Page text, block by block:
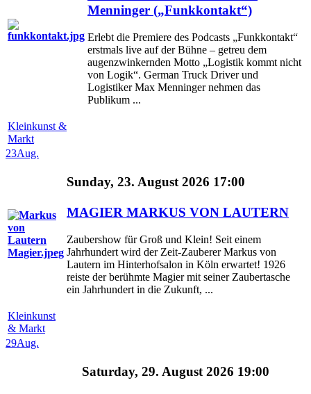
Menninger („Funkkontakt“)
Erlebt die Premiere des Podcasts „Funkkontakt“
erstmals live auf der Bühne – getreu dem
augenzwinkernden Motto „Logistik kommt nicht
von Logik“. German Truck Driver und
Logistiker Max Menninger nehmen das
Publikum ...
Kleinkunst &
Markt
23Aug.
Sunday, 23. August 2026 17:00
MAGIER MARKUS VON LAUTERN
Zaubershow für Groß und Klein! Seit einem
Jahrhundert wird der Zeit-Zauberer Markus von
Lautern im Hinterhofsalon in Köln erwartet! 1926
reiste der berühmte Magier mit seiner Zaubertasche
ein Jahrhundert in die Zukunft, ...
Kleinkunst
& Markt
29Aug.
Saturday, 29. August 2026 19:00